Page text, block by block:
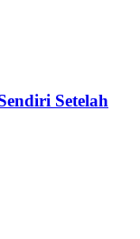
Setelah